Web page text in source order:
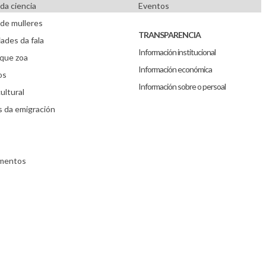
ciencia
mulleres
da fala
zoa
da emigración
Eventos
TRANSPARENCIA
Información institucional
Información económica
Información sobre o persoal